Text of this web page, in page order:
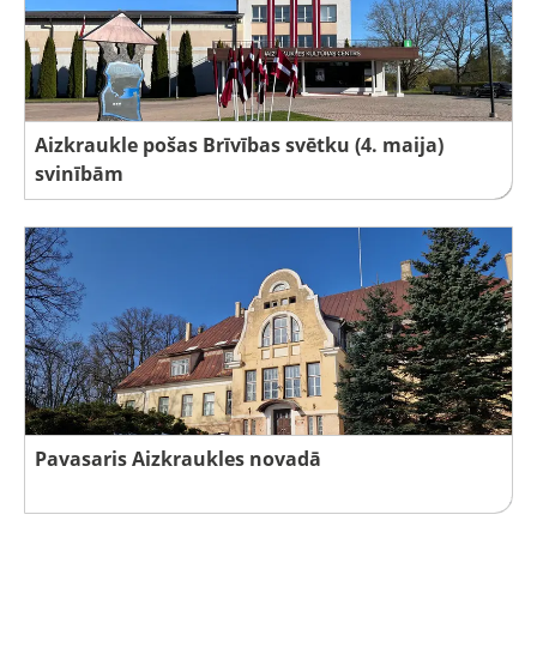
Aizkraukle pošas Brīvības svētku (4. maija)
svinībām
Pavasaris Aizkraukles novadā